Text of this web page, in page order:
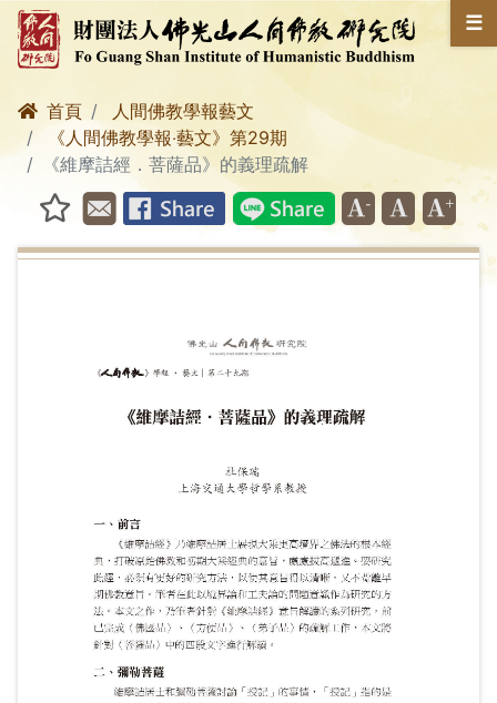
☰
首頁
人間佛教學報藝文
《人間佛教學報‧藝文》第29期
《維摩詰經．菩薩品》的義理疏解